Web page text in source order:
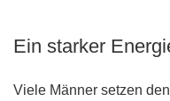
Ein starker
Viele Männer setzen